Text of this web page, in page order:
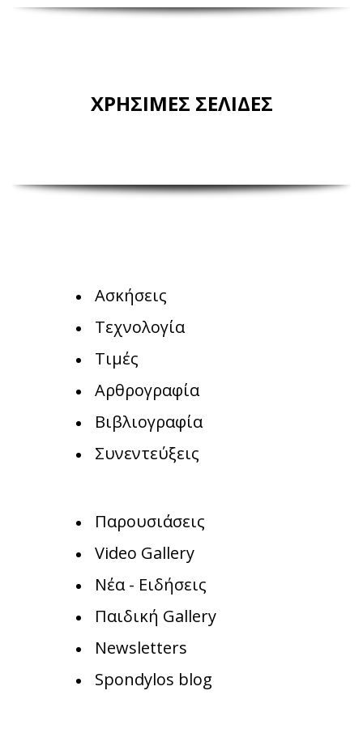
ΧΡΗΣΙΜΕΣ ΣΕΛΙΔΕΣ
Ασκήσεις
Τεχνολογία
Τιμές
Αρθρογραφία
Βιβλιογραφία
Συνεντεύξεις
Παρουσιάσεις
Video Gallery
Νέα - Ειδήσεις
Παιδική Gallery
Newsletters
Spondylos blog